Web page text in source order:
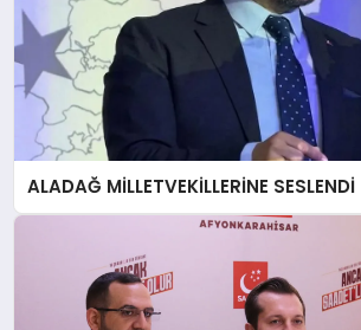
ALADAĞ MİLLETVEKİLLERİNE SESLENDİ